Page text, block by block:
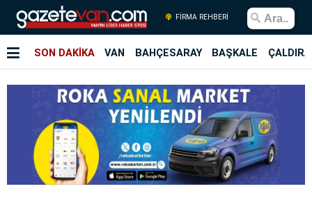
FİRMA REHBERİ
SON DAKİKA VAN BAHÇESARAY BAŞKALE